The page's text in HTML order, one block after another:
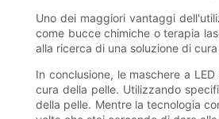
Uno dei maggiori vantaggi
come bucce chimiche o terapia
alla ricerca di una soluzione di
In conclusione, le maschere a
cura della pelle. Utilizzando
della pelle. Mentre la tecnologia